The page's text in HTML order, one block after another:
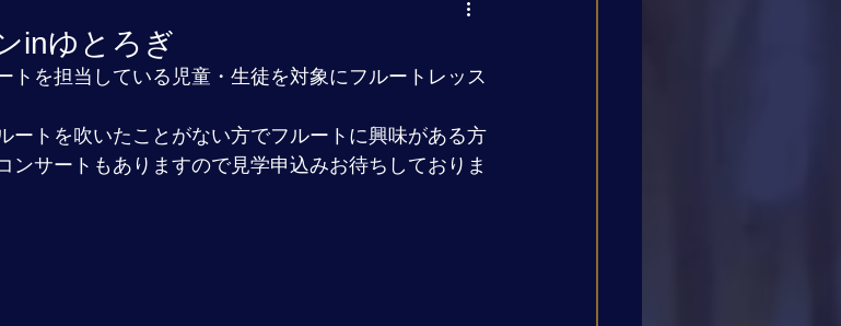
inゆとろぎ
トを担当している児童・生徒を対象にフルートレッス
ートを吹いたことがない方でフルートに興味がある方
ンサートもありますので見学申込みお待ちしておりま